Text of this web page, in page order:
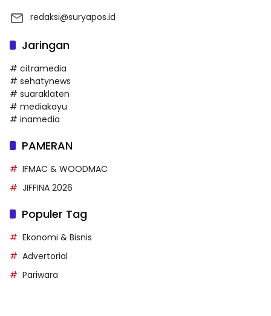
redaksi@suryapos.id
Jaringan
# citramedia
# sehatynews
# suaraklaten
# mediakayu
# inamedia
PAMERAN
IFMAC & WOODMAC
JIFFINA 2026
Populer Tag
Ekonomi & Bisnis
Advertorial
Pariwara